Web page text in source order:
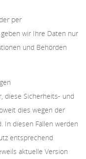
per
wir Ihre Daten nur
und Behörden
diese Sicherheits- und
dies wegen der
In diesen Fällen werden
entsprechend
aktuelle Version